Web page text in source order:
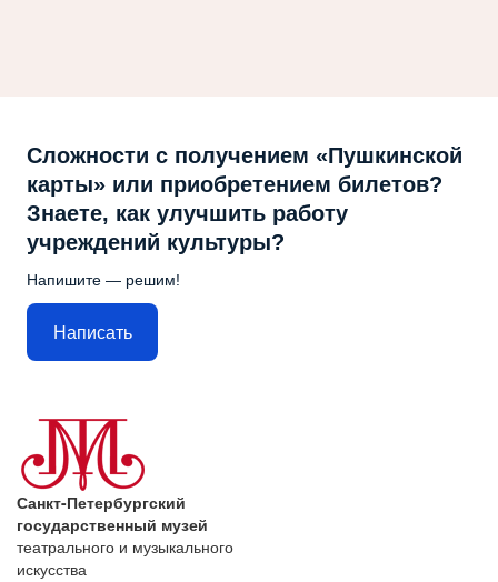
Сложности с получением «Пушкинской
карты» или приобретением билетов?
Знаете, как улучшить работу
учреждений культуры?
Напишите — решим!
Написать
Санкт-Петербургский
государственный музей
театрального и музыкального
искусства